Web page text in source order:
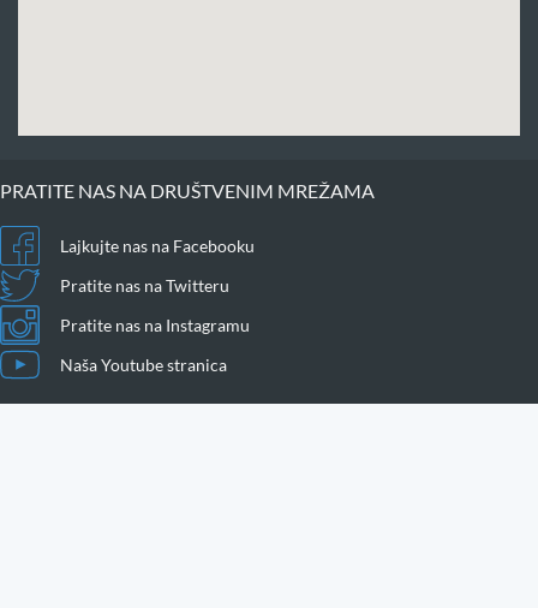
PRATITE NAS NA DRUŠTVENIM MREŽAMA
Lajkujte nas na Facebooku
Pratite nas na Twitteru
Pratite nas na Instagramu
Naša Youtube stranica